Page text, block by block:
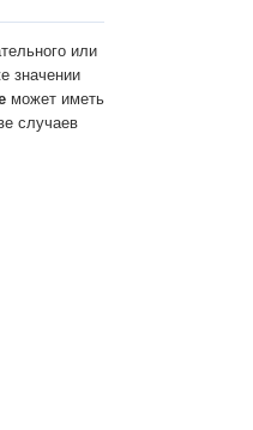
или
значении
может иметь
случаев